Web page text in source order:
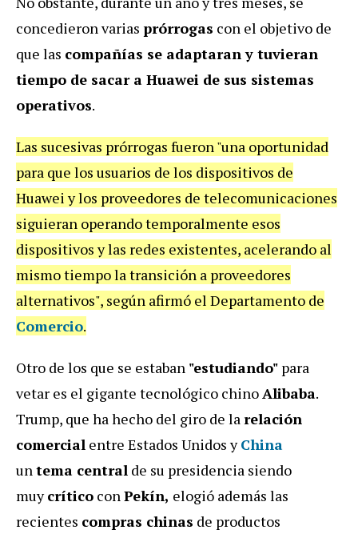
concedieron varias prórrogas con el objetivo de
que las compañías se adaptaran y tuvieran
tiempo de sacar a Huawei de sus sistemas
operativos.
Las sucesivas prórrogas fueron "una oportunidad
para que los usuarios de los dispositivos de
Huawei y los proveedores de telecomunicaciones
siguieran operando temporalmente esos
dispositivos y las redes existentes, acelerando al
mismo tiempo la transición a proveedores
alternativos", según afirmó el Departamento de
Comercio.
Otro de los que se estaban "estudiando" para
vetar es el gigante tecnológico chino Alibaba.
Trump, que ha hecho del giro de la relación
comercial entre Estados Unidos yChina
un tema central de su presidencia siendo
muycrítico con Pekín, elogió además las
recientes compras chinas de productos